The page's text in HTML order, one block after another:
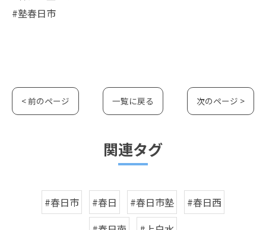
#塾春日市
< 前のページ 一覧に戻る 次のページ >
関連タグ
#春日市 #春日 #春日市塾
#春日西